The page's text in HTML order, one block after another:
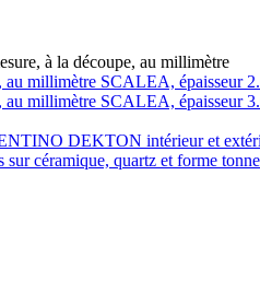
à la découpe, au millimètre
au millimètre SCALEA, épaisseur
au millimètre SCALEA, épaisseur
DEKTON intérieur et
céramique, quartz et forme